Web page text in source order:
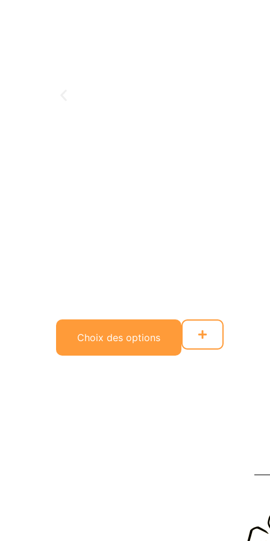
Choix des options